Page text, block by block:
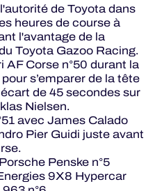
de Toyota dans
heures de course à
l'avantage de la
Toyota Gazoo Racing.
AF Corse n°50 durant la
s’emparer de la tête
de 45 secondes sur
Nielsen.
avec James Calado
Pier Guidi juste avant
Penske n°5
9X8 Hypercar